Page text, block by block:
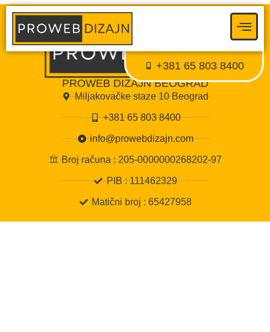
+381 65 803 8400
PROWEB DIZAJN BEOGRAD
Miljakovačke staze 10 Beograd
+381 65 803 8400
info@prowebdizajn.com
Broj računa : 205-0000000268202-97
PIB : 111462329
Matični broj : 65427958
● Dostupan — Proweb Dizajn